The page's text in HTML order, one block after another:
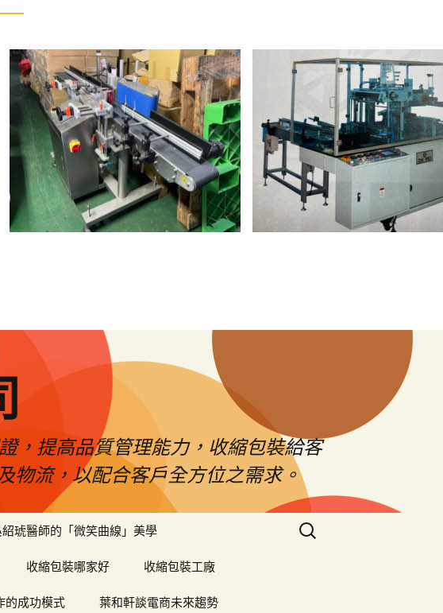
，提高品質管理能力，收縮包裝給客
物流，以配合客戶全方位之需求。
琥醫師的「微笑曲線」美學
收縮包裝哪家好 收縮包裝工廠
的成功模式 葉和軒談電商未來趨勢
搜
尋